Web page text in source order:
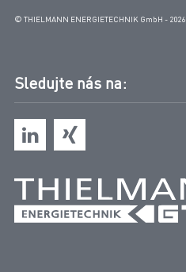
© THIELMANN ENERGIETECHNIK GmbH - 2026
Sledujte nás na: